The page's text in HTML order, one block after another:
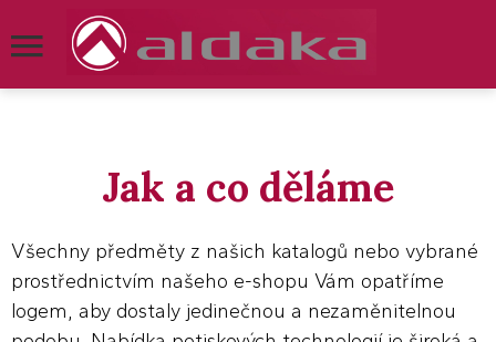
Jak a co děláme
Všechny předměty z našich katalogů nebo vybrané
prostřednictvím našeho e-shopu Vám opatříme
logem, aby dostaly jedinečnou a nezaměnitelnou